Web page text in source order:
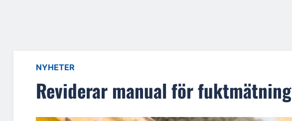
NYHETER
Reviderar manual för fuktmätning